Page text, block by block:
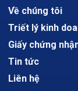
Về chúng tôi
Triết lý kinh
Giấy chứng
Tin tức
Liên hệ